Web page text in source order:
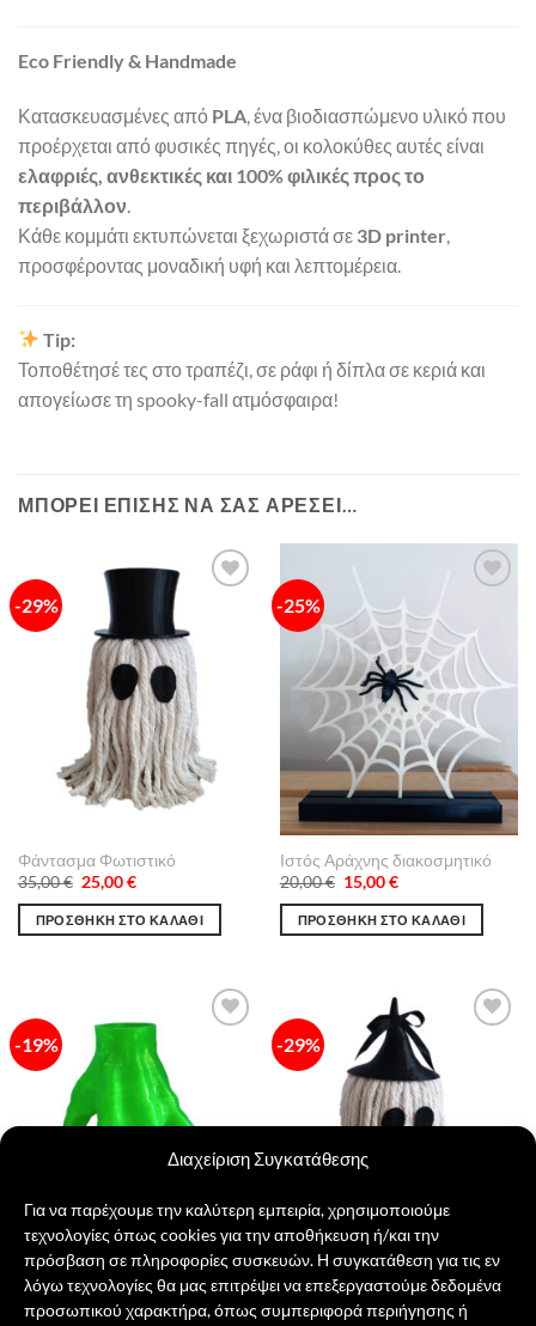
Διαχείριση Συγκατάθεσης
Για να παρέχουμε την καλύτερη εμπειρία, χρησιμοποιούμε
τεχνολογίες όπως cookies για την αποθήκευση ή/και την
πρόσβαση σε πληροφορίες συσκευών. Η συγκατάθεση για τις εν
λόγω τεχνολογίες θα μας επιτρέψει να επεξεργαστούμε δεδομένα
προσωπικού χαρακτήρα, όπως συμπεριφορά περιήγησης ή
Eco Friendly & Handmade
Κατασκευασμένες από PLA, ένα βιοδιασπώμενο υλικό που
προέρχεται από φυσικές πηγές, οι κολοκύθες αυτές είναι
ελαφριές, ανθεκτικές και 100% φιλικές προς το
περιβάλλον.
Κάθε κομμάτι εκτυπώνεται ξεχωριστά σε 3D printer,
προσφέροντας μοναδική υφή και λεπτομέρεια.
Tip:
Τοποθέτησέ τες στο τραπέζι, σε ράφι ή δίπλα σε κεριά και
απογείωσε τη spooky-fall ατμόσφαιρα!
ΜΠΟΡΕΊ ΕΠΊΣΗΣ ΝΑ ΣΑΣ ΑΡΈΣΕΙ…
-29%
επιθυμιών
Φάντασμα Φωτιστικό
35,00€ Original
price
was:
35,00 €.
25,00€Η
τιμή
είναι:
ΠΡΟΣΘΉΚΗ ΣΤΟ ΚΑΛΆΘΙ
-25%
στην λίστα
επιθυμιών
Ιστός Αράχνης διακοσμητικό
20,00€ Original
price
was:
20,00 €.
15,00€Η
τιμή
είναι:
ΠΡΟΣΘΉΚΗ ΣΤΟ ΚΑΛΆΘΙ
-19%
The Thing Μολυβοθήκη
16,00€ Original
13,00€Η
-29%
επιθυμιών
Φάντασμα Φωτιστικό
35,00€ Original
25,00€Η